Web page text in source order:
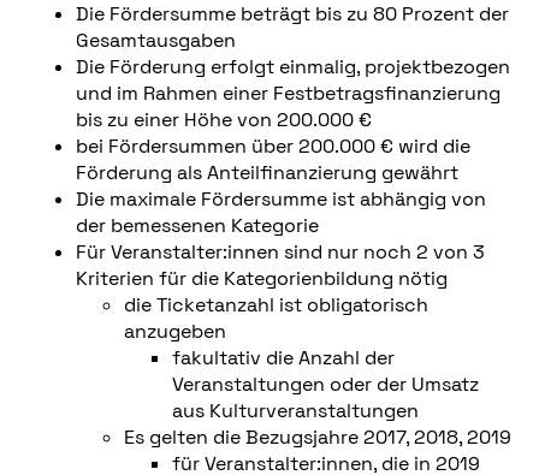
Die Fördersumme beträgt bis zu 80 Prozent der
Gesamtausgaben
Die Förderung erfolgt einmalig, projektbezogen
und im Rahmen einer Festbetragsfinanzierung
bis zu einer Höhe von 200.000 €
bei Fördersummen über 200.000 € wird die
Förderung als Anteilfinanzierung gewährt
Die maximale Fördersumme ist abhängig von
der bemessenen Kategorie
Für Veranstalter:innen sind nur noch 2 von 3
Kriterien für die Kategorienbildung nötig
die Ticketanzahl ist obligatorisch
anzugeben
fakultativ die Anzahl der
Veranstaltungen oder der Umsatz
aus Kulturveranstaltungen
Es gelten die Bezugsjahre 2017, 2018, 2019
für Veranstalter:innen, die in 2019